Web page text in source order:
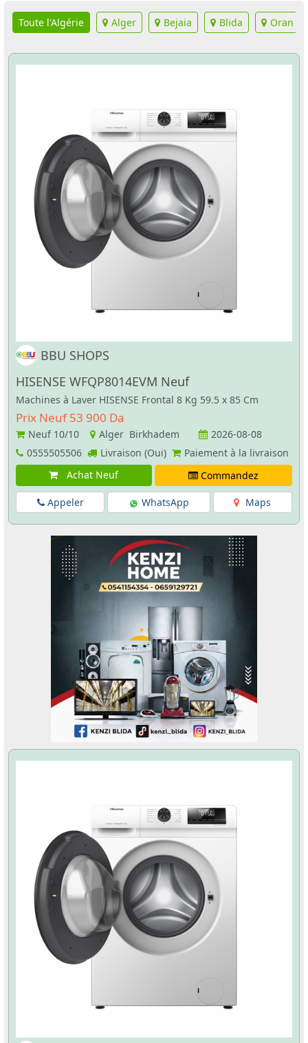
Toute l'Algérie Alger Bejaia Blida Oran
BBU SHOPS
HISENSE WFQP8014EVM Neuf
Machines à Laver HISENSE Frontal 8 Kg 59.5 x 85 Cm
Prix Neuf 53 900 Da
Neuf 10/10 Alger Birkhadem
2026-08-08
0555505506
Livraison (Oui)
Paiement à la livraison
Achat Neuf
Commandez
Appeler WhatsApp Maps